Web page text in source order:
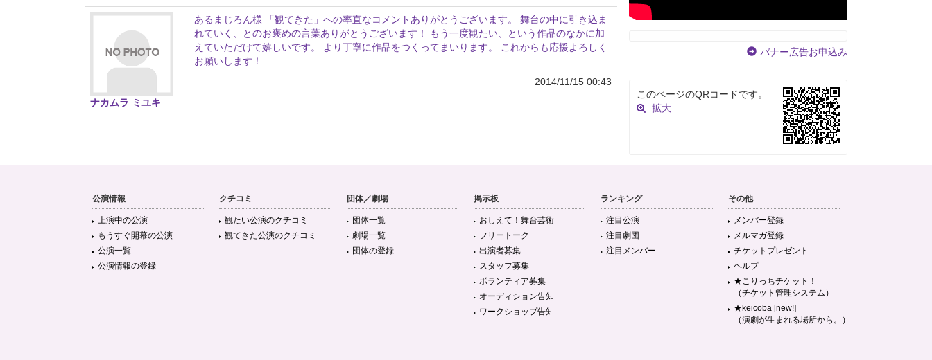
ナカムラ ミユキ
あるまじろん様 「観てきた」への率直なコメントありがとうございます。 舞台の中に引き込ま
れていく、とのお褒めの言葉ありがとうございます！ もう一度観たい、という作品のなかに加
えていただけて嬉しいです。 より丁寧に作品をつくってまいります。 これからも応援よろしく
お願いします！
2014/11/15 00:43
バナー広告お申込み
このページのQRコードです。
拡大
公演情報
上演中の公演
もうすぐ開幕の公演
公演一覧
公演情報の登録
クチコミ
観たい公演のクチコミ
観てきた公演のクチコミ
団体／劇場
団体一覧
劇場一覧
団体の登録
掲示板
おしえて！舞台芸術
フリートーク
出演者募集
スタッフ募集
ボランティア募集
オーディション告知
ワークショップ告知
ランキング
注目公演
注目劇団
注目メンバー
その他
メンバー登録
メルマガ登録
チケットプレゼント
ヘルプ
★こりっちチケット！
（チケット管理システム）
★keicoba [new!]
（演劇が生まれる場所から。）